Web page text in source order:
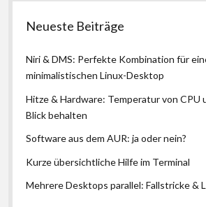
Neueste Beiträge
Niri & DMS: Perfekte Kombination für
minimalistischen Linux-Desktop
Hitze & Hardware: Temperatur von CPU
Blick behalten
Software aus dem AUR: ja oder nein?
Kurze übersichtliche Hilfe im Terminal
Mehrere Desktops parallel: Fallstricke &